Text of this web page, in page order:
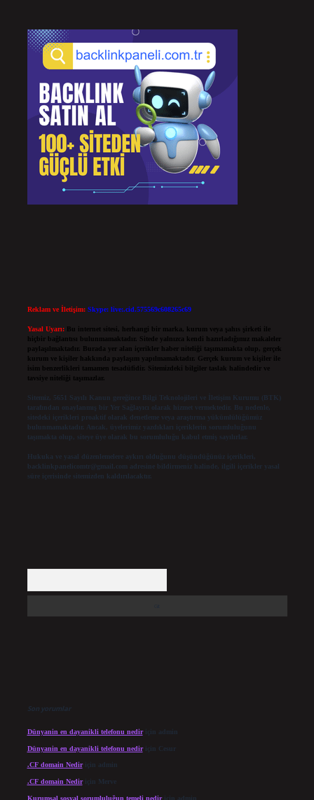
Reklam ve İletişim: Skype: live:.cid.575569c608265c69
Yasal Uyarı:
Bu internet sitesi, herhangi bir marka, kurum veya şahıs şirketi ile
hiçbir bağlantısı bulunmamaktadır. Sitede yalnızca kendi hazırladığımız makaleler
paylaşılmaktadır. Burada yer alan içerikler haber niteliği taşımamakta olup, gerçek
kurum ve kişiler hakkında paylaşım yapılmamaktadır. Gerçek kurum ve kişiler ile
isim benzerlikleri tamamen tesadüfidir. Sitemizdeki bilgiler taslak halindedir ve
tavsiye niteliği taşımazlar.
Sitemiz, 5651 Sayılı Kanun gereğince Bilgi Teknolojileri ve İletişim Kurumu (BTK)
tarafından onaylanmış bir Yer Sağlayıcı olarak hizmet vermektedir. Bu nedenle,
sitedeki içerikleri proaktif olarak denetleme veya araştırma yükümlülüğümüz
bulunmamaktadır. Ancak, üyelerimiz yazdıkları içeriklerin sorumluluğunu
taşımakta olup, siteye üye olarak bu sorumluluğu kabul etmiş sayılırlar.
Hukuka ve yasal düzenlemelere aykırı olduğunu düşündüğünüz içerikleri,
backlinkpanelicomtr@gmail.comadresine bildirmeniz halinde, ilgili içerikler yasal
süre içerisinde sitemizden kaldırılacaktır.
Son yorumlar
Dünyanin en dayanikli telefonu nediriçin admin
Dünyanin en dayanikli telefonu nediriçin Cesur
.CF domain Nediriçin admin
.CF domain Nediriçin Merve
Kurumsal sosyal sorumluluğun temeli nediriçin admin